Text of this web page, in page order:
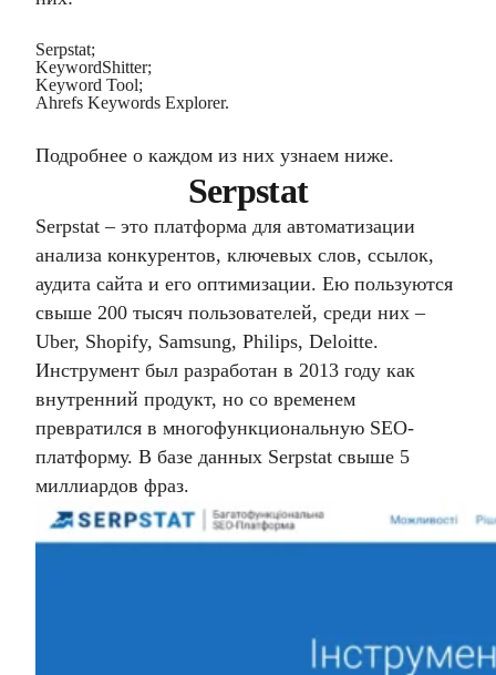
Serpstat;
KeywordShitter;
Keyword Tool;
Ahrefs Keywords Explorer.
Подробнее о каждом из них узнаем ниже.
Serpstat
Serpstat – это платформа для автоматизации
анализа конкурентов, ключевых слов, ссылок,
аудита сайта и его оптимизации. Ею пользуются
свыше 200 тысяч пользователей, среди них –
Uber, Shopify, Samsung, Philips, Deloitte.
Инструмент был разработан в 2013 году как
внутренний продукт, но со временем
превратился в многофункциональную SEO-
платформу. В базе данных Serpstat свыше 5
миллиардов фраз.